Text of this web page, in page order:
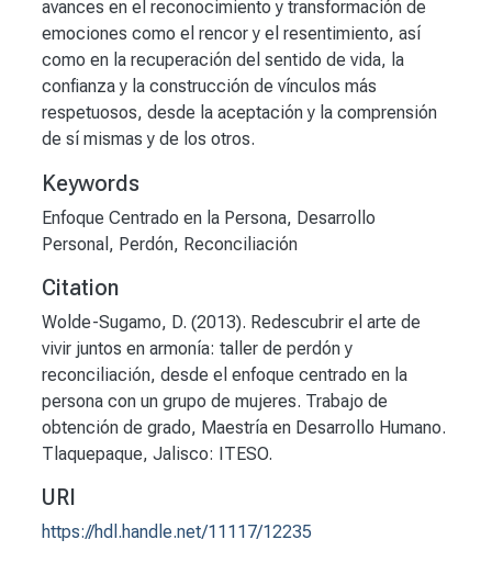
avances en el reconocimiento y transformación de
emociones como el rencor y el resentimiento, así
como en la recuperación del sentido de vida, la
confianza y la construcción de vínculos más
respetuosos, desde la aceptación y la comprensión
de sí mismas y de los otros.
Keywords
Enfoque Centrado en la Persona, Desarrollo
Personal , Perdón, Reconciliación
Citation
Wolde-Sugamo, D. (2013). Redescubrir el arte de
vivir juntos en armonía: taller de perdón y
reconciliación, desde el enfoque centrado en la
persona con un grupo de mujeres. Trabajo de
obtención de grado, Maestría en Desarrollo Humano.
Tlaquepaque, Jalisco: ITESO.
URI
https://hdl.handle.net/11117/12235